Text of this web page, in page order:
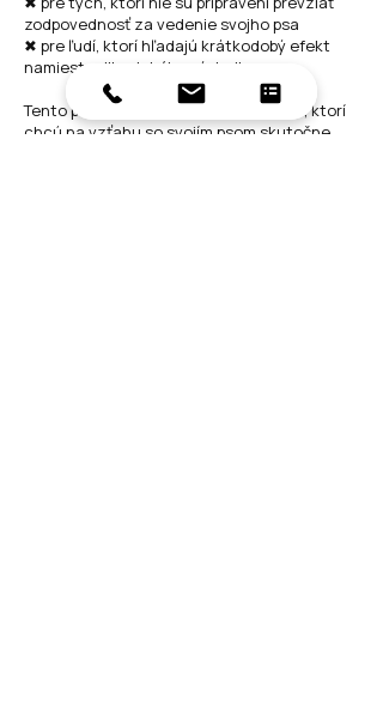
zodpovednosť za vedenie svojho psa
✖ pre ľudí, ktorí hľadajú krátkodobý efekt
namiesto dlhodobého výsledku
Tento program je určený pre majiteľov, ktorí
chcú na vzťahu so svojím psom skutočne